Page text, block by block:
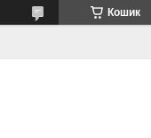
Кошик